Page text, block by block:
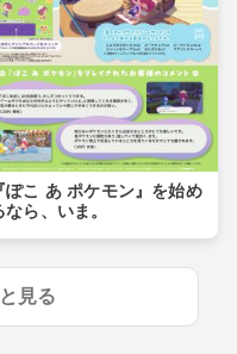
『ぽこ あ ポケモン』を始め
なら、いま。
見る